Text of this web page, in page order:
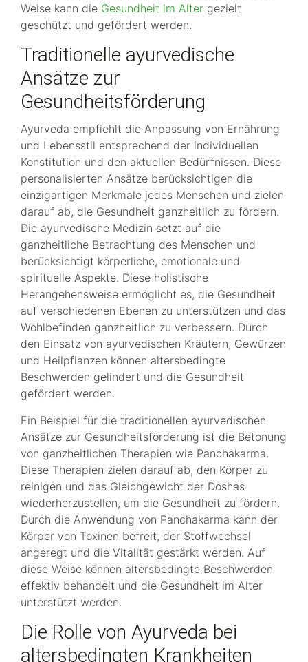
Weise kann die Gesundheit im Alter gezielt
geschützt und gefördert werden.
Traditionelle ayurvedische
Ansätze zur
Gesundheitsförderung
Ayurveda empfiehlt die Anpassung von Ernährung
und Lebensstil entsprechend der individuellen
Konstitution und den aktuellen Bedürfnissen. Diese
personalisierten Ansätze berücksichtigen die
einzigartigen Merkmale jedes Menschen und zielen
darauf ab, die Gesundheit ganzheitlich zu fördern.
Die ayurvedische Medizin setzt auf die
ganzheitliche Betrachtung des Menschen und
berücksichtigt körperliche, emotionale und
spirituelle Aspekte. Diese holistische
Herangehensweise ermöglicht es, die Gesundheit
auf verschiedenen Ebenen zu unterstützen und das
Wohlbefinden ganzheitlich zu verbessern. Durch
den Einsatz von ayurvedischen Kräutern, Gewürzen
und Heilpflanzen können altersbedingte
Beschwerden gelindert und die Gesundheit
gefördert werden.
Ein Beispiel für die traditionellen ayurvedischen
Ansätze zur Gesundheitsförderung ist die Betonung
von ganzheitlichen Therapien wie Panchakarma.
Diese Therapien zielen darauf ab, den Körper zu
reinigen und das Gleichgewicht der Doshas
wiederherzustellen, um die Gesundheit zu fördern.
Durch die Anwendung von Panchakarma kann der
Körper von Toxinen befreit, der Stoffwechsel
angeregt und die Vitalität gestärkt werden. Auf
diese Weise können altersbedingte Beschwerden
effektiv behandelt und die Gesundheit im Alter
unterstützt werden.
Die Rolle von Ayurveda bei
altersbedingten Krankheiten